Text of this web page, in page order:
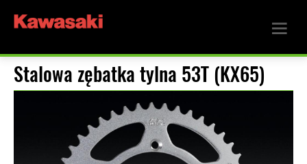
Stalowa zębatka tylna 53T (KX65)